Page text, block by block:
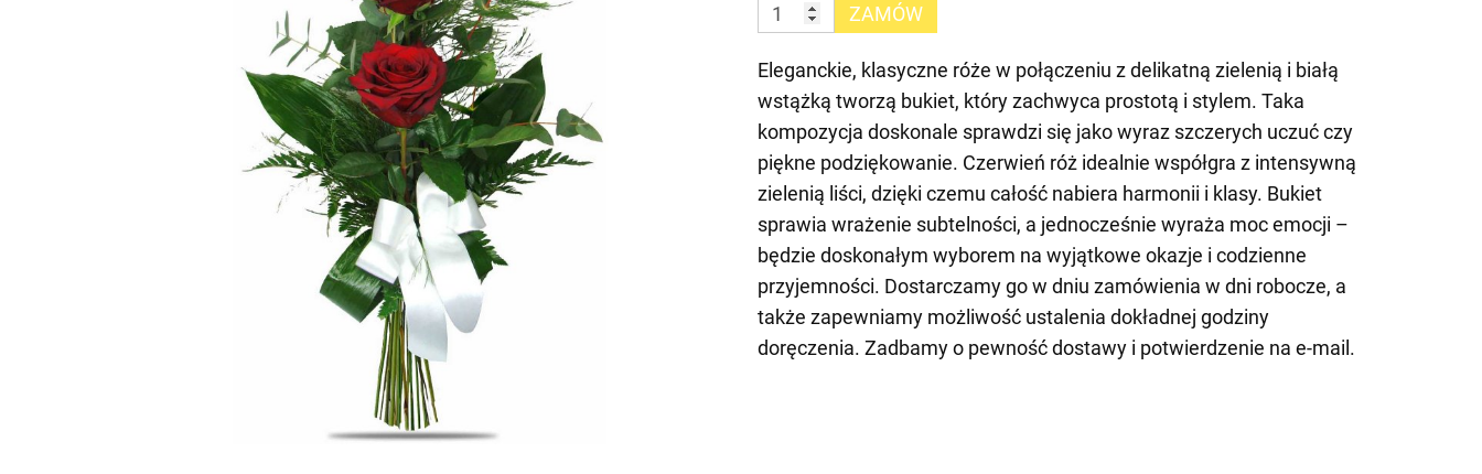
ZAMÓW
Eleganckie, klasyczne róże w połączeniu z delikatną zielenią i białą
wstążką tworzą bukiet, który zachwyca prostotą i stylem. Taka
kompozycja doskonale sprawdzi się jako wyraz szczerych uczuć czy
piękne podziękowanie. Czerwień róż idealnie współgra z intensywną
zielenią liści, dzięki czemu całość nabiera harmonii i klasy. Bukiet
sprawia wrażenie subtelności, a jednocześnie wyraża moc emocji –
będzie doskonałym wyborem na wyjątkowe okazje i codzienne
przyjemności. Dostarczamy go w dniu zamówienia w dni robocze, a
także zapewniamy możliwość ustalenia dokładnej godziny
doręczenia. Zadbamy o pewność dostawy i potwierdzenie na e-mail.